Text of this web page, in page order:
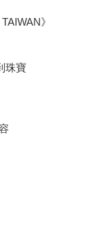
》
珠寶